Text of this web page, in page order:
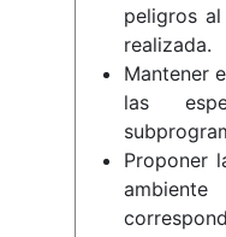
peligros
realizada.
Mantener
las
Proponer